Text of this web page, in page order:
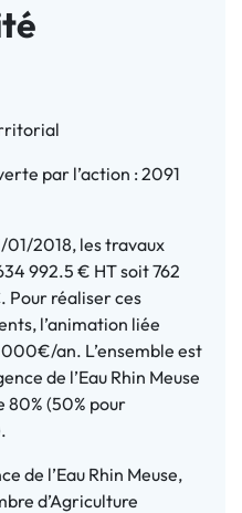
par l’action : 2091
01/2018, les travaux
992.5 € HT soit 762
Pour réaliser ces
l’animation liée
000€/an. L’ensemble est
de l’Eau Rhin Meuse
80% (50% pour
de l’Eau Rhin Meuse,
d’Agriculture